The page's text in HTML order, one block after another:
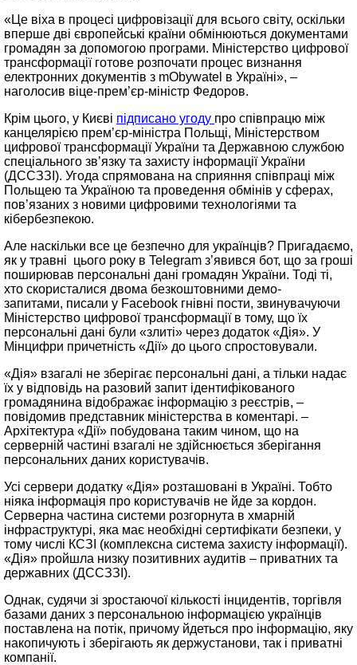
«Це віха в процесі цифровізації для всього світу, оскільки
вперше дві європейські країни обмінюються документами
громадян за допомогою програми. Міністерство цифрової
трансформації готове розпочати процес визнання
електронних документів з mObywatel в Україні», –
наголосив віце-прем’єр-міністр Федоров.
Крім цього, у Києві підписано угоду про співпрацю між
канцелярією прем’єр-міністра Польщі, Міністерством
цифрової трансформації України та Державною службою
спеціального зв’язку та захисту інформації України
(ДССЗЗІ). Угода спрямована на сприяння співпраці між
Польщею та Україною та проведення обмінів у сферах,
пов’язаних з новими цифровими технологіями та
кібербезпекою.
Але наскільки все це безпечно для українців? Пригадаємо,
як у травні цього року в Telegram з’явився бот, що за гроші
поширював персональні дані громадян України. Тоді ті,
хто скористалися двома безкоштовними демо-
запитами, писали у Facebook гнівні пости, звинувачуючи
Міністерство цифрової трансформації в тому, що їх
персональні дані були «злиті» через додаток «Дія». У
Мінцифри причетність «Дії» до цього спростовували.
«Дія» взагалі не зберігає персональні дані, а тільки надає
їх у відповідь на разовий запит ідентифікованого
громадянина відображає інформацію з реєстрів, –
повідомив представник міністерства в коментарі. –
Архітектура «Дії» побудована таким чином, що на
серверній частині взагалі не здійснюється зберігання
персональних даних користувачів.
Усі сервери додатку «Дія» розташовані в Україні. Тобто
ніяка інформація про користувачів не йде за кордон.
Серверна частина системи розгорнута в хмарній
інфраструктурі, яка має необхідні сертифікати безпеки, у
тому числі КСЗІ (комплексна система захисту інформації).
«Дія» пройшла низку позитивних аудитів – приватних та
державних (ДССЗЗІ).
Однак, судячи зі зростаючої кількості інцидентів, торгівля
базами даних з персональною інформацією українців
поставлена на потік, причому йдеться про інформацію, яку
накопичують і зберігають як держустанови, так і приватні
компанії.